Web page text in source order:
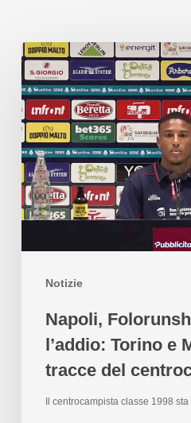
Notizie
Napoli,
l’addio: Torino e
tracce del
Il centrocampista classe 1998